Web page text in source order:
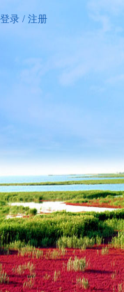
登录 / 注册